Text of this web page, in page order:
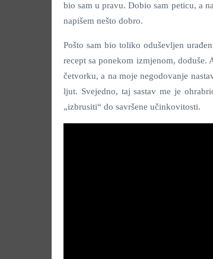
bio sam u pravu. Dobio sam peticu, a
napišem nešto dobro.
Pošto sam bio toliko oduševljen
recept sa ponekom izmjenom,
četvorku, a na moje negodovanje
ljut. Svejedno, taj sastav me je
„izbrusiti“ do savršene učinkovitosti.